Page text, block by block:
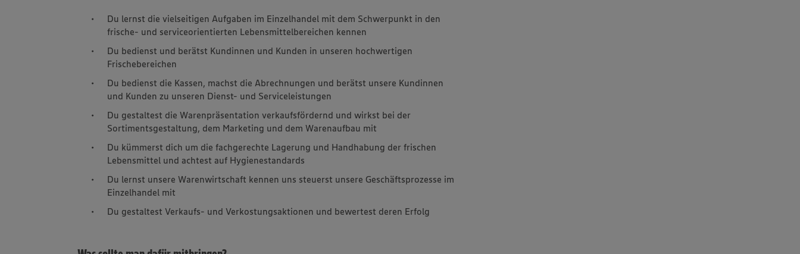
Du lernst die vielseitigen Aufgaben im Einzelhandel mit dem Schwerpunkt in den
frische- und serviceorientierten Lebensmittelbereichen kennen
Du bedienst und berätst Kundinnen und Kunden in unseren hochwertigen
Frischebereichen
Du bedienst die Kassen, machst die Abrechnungen und berätst unsere Kundinnen
und Kunden zu unseren Dienst- und Serviceleistungen
Du gestaltest die Warenpräsentation verkaufsfördernd und wirkst bei der
Sortimentsgestaltung, dem Marketing und dem Warenaufbau mit
Du kümmerst dich um die fachgerechte Lagerung und Handhabung der frischen
Lebensmittel und achtest auf Hygienestandards
Du lernst unsere Warenwirtschaft kennen uns steuerst unsere Geschäftsprozesse im
Einzelhandel mit
Du gestaltest Verkaufs- und Verkostungsaktionen und bewertest deren Erfolg